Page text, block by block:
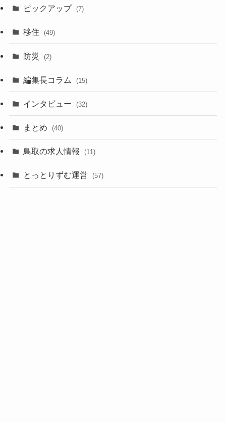
ピックアップ (7)
移住 (49)
防災 (2)
編集長コラム (15)
インタビュー (32)
まとめ (40)
鳥取の求人情報 (11)
とっとりずむ運営 (57)